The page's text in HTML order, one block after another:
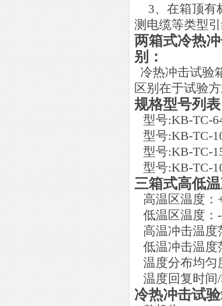
3、在箱顶有
测电缆等类型
两箱式冷热
别：
冷热冲击试验
区别在于试验
规格型号列
型号:KB-
型号:KB-TC-
型号:KB-TC-
型号:KB-TC-
三箱式高低
高温区温度：
低温区温度：
高温冲击温度
低温冲击温度
温度分布均匀
温度回复时间/
冷热冲击试